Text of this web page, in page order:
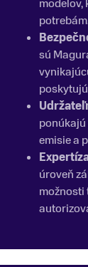
modelov,
sú
emisie a
úroveň